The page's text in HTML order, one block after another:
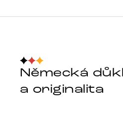
Německá
a originalita